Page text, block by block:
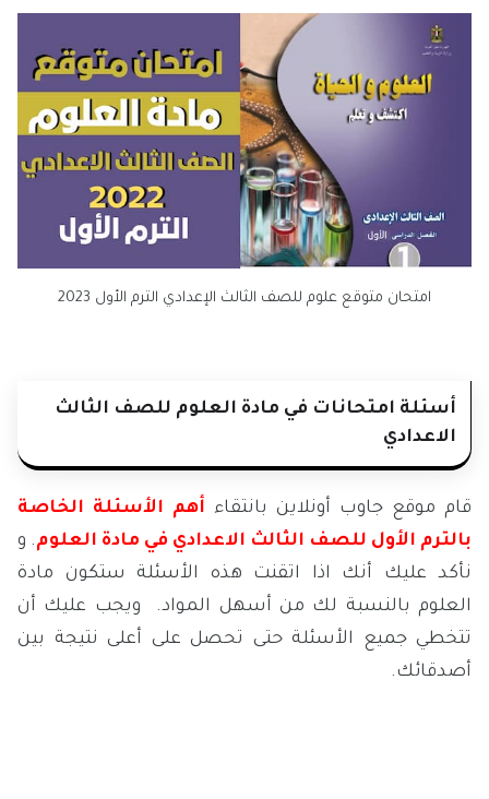
امتحان متوقع علوم للصف الثالث الإعدادي الترم الأول 2023
أسئلة امتحانات في مادة العلوم للصف الثالث
الاعدادي
قام موقع جاوب أونلاين بانتقاء أهم الأسئلة الخاصة
بالترم الأول للصف الثالث الاعدادي في مادة العلوم. و
نأكد عليك أنك اذا اتقنت هذه الأسئلة ستكون مادة
العلوم بالنسبة لك من أسهل المواد. ويجب عليك أن
تتخطي جميع الأسئلة حتى تحصل على أعلى نتيجة بين
أصدقائك.